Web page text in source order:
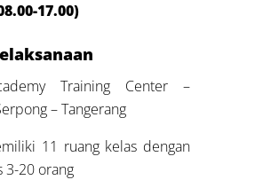
17.00)
Training Center –
– Tangerang
11 ruang kelas dengan
3-20 orang